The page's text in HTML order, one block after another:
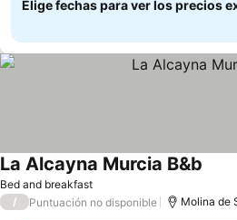
Elige fechas para ver los precios
Bed and breakfast
La Alcayna Murcia B&b
/ Puntuación no disponible Molina de